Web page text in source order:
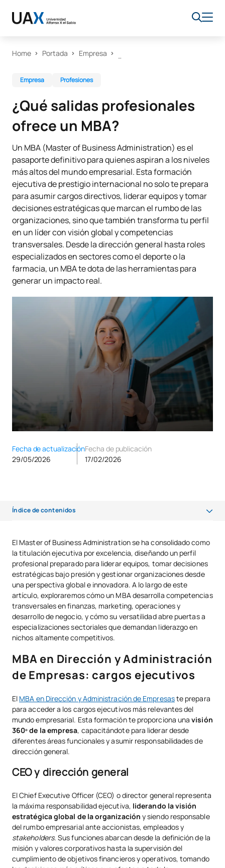
Home Portada Empresa
Empresa Profesiones
¿Qué salidas profesionales
ofrece un MBA?
Un MBA (Master of Business Administration) es el
pasaporte definitivo para quienes aspiran a los niveles
más altos del mundo empresarial. Esta formación
ejecutiva de prestigio internacional no solo te prepara
para asumir cargos directivos, liderar equipos y tomar
decisiones estratégicas que marcan el rumbo de las
organizaciones, sino que también transforma tu perfil
en un líder con visión global y competencias
transversales. Desde la dirección general hasta roles
especializados en sectores como el deporte o la
farmacia, un MBA te dota de las herramientas para
generar un impacto real.
Fecha de actualización
29/05/2026
Fecha de publicación
17/02/2026
Índice de contenidos
MBA Sports Management: gestión deportiva profesional
MBA Farmacia: liderazgo en el sector farmacéutico
Salario MBA en España
Resumen
El Master of Business Administration se ha consolidado como
la titulación ejecutiva por excelencia, diseñando un perfil
profesional preparado para liderar equipos, tomar decisiones
estratégicas bajo presión y gestionar organizaciones desde
una perspectiva global e innovadora. A lo largo de este
artículo, exploraremos cómo un MBA desarrolla competencias
transversales en finanzas, marketing, operaciones y
desarrollo de negocio, y cómo su versatilidad abre puertas a
especializaciones sectoriales que demandan liderazgo en
nichos altamente competitivos.
MBA en Dirección y Administración
de Empresas: cargos ejecutivos
El MBA en Dirección y Administración de Empresaste prepara
para acceder a los cargos ejecutivos más relevantes del
mundo empresarial. Esta formación te proporciona unavisión
360º de la empresa, capacitándote para liderar desde
diferentes áreas funcionales y asumir responsabilidades de
dirección general.
CEO y dirección general
El Chief Executive Officer (CEO) o director general representa
la máxima responsabilidad ejecutiva, liderando la visión
estratégica global de la organización y siendo responsable
del rumbo empresarial ante accionistas, empleados y
stakeholders. Sus funciones abarcan desde la definición de la
misión y valores corporativos hasta la supervisión del
cumplimiento de objetivos financieros y operativos, tomando